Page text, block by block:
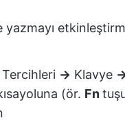
yazmayı
→ Klavye
(ör. Fn